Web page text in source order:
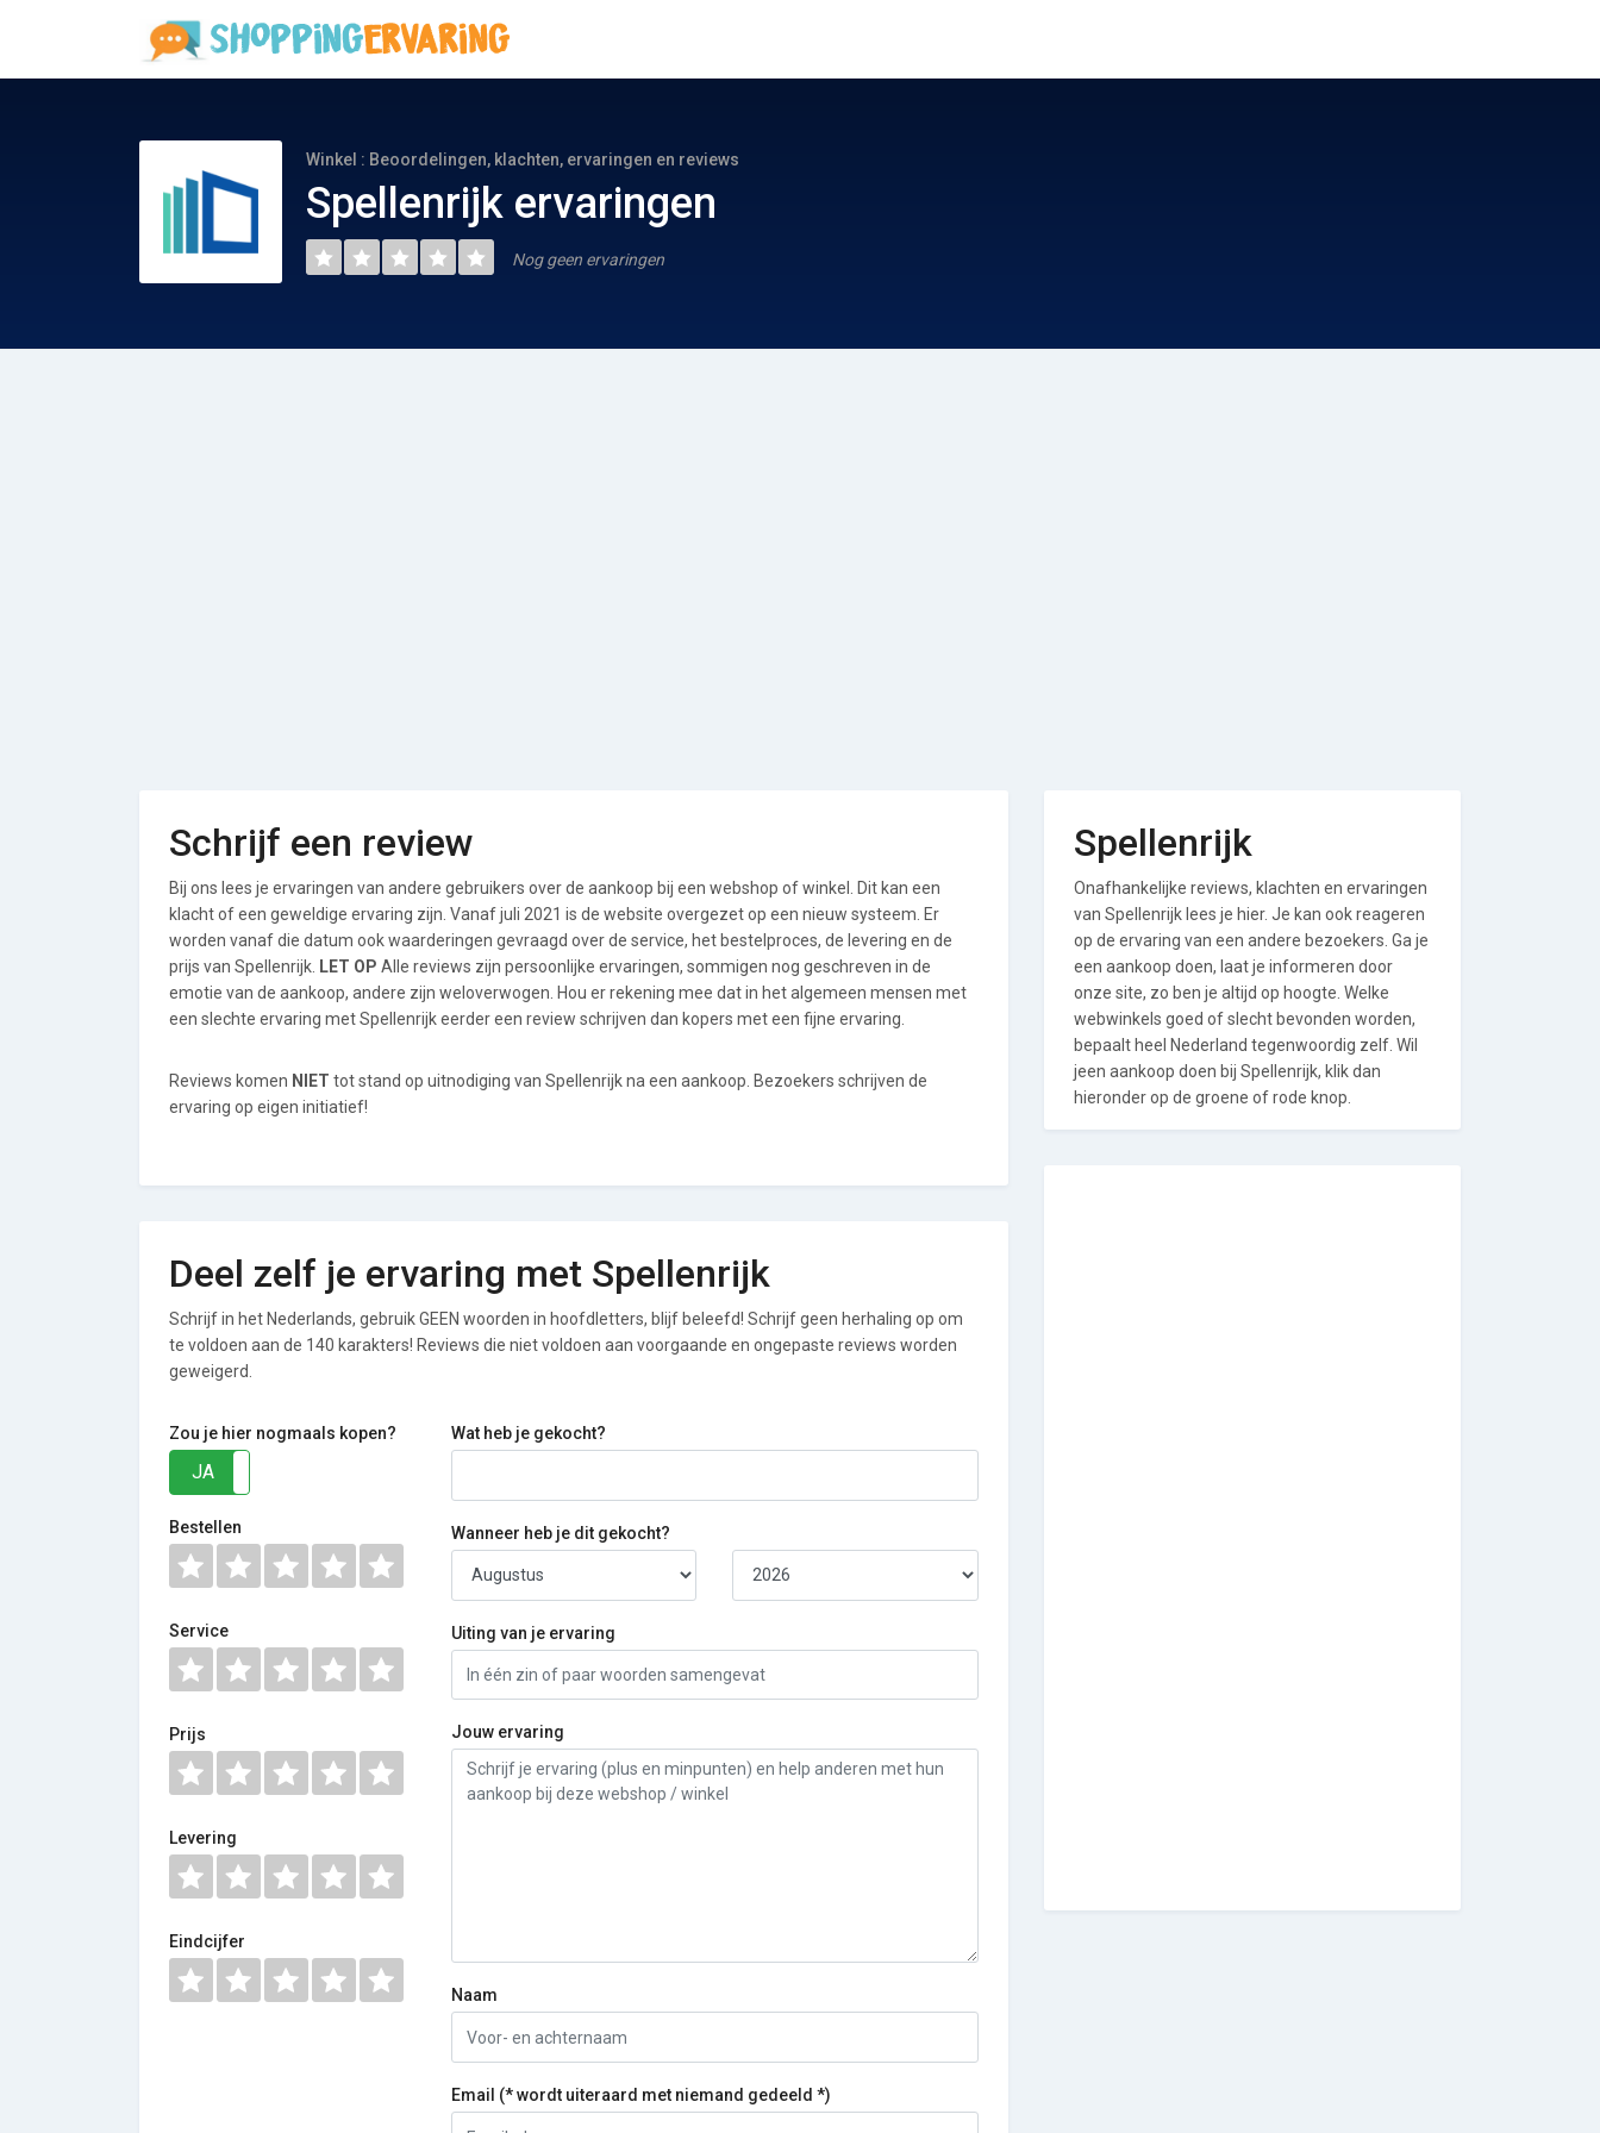
Winkel : Beoordelingen, klachten, ervaringen en reviews
Spellenrijk ervaringen
Nog geen ervaringen
Schrijf een review
Bij ons lees je ervaringen van andere gebruikers over de aankoop bij een webshop of winkel. Dit kan een
klacht of een geweldige ervaring zijn. Vanaf juli 2021 is de website overgezet op een nieuw systeem. Er
worden vanaf die datum ook waarderingen gevraagd over de service, het bestelproces, de levering en de
prijs van Spellenrijk. LET OP Alle reviews zijn persoonlijke ervaringen, sommigen nog geschreven in de
emotie van de aankoop, andere zijn weloverwogen. Hou er rekening mee dat in het algemeen mensen met
een slechte ervaring met Spellenrijk eerder een review schrijven dan kopers met een fijne ervaring.
Reviews komen NIET tot stand op uitnodiging van Spellenrijk na een aankoop. Bezoekers schrijven de
ervaring op eigen initiatief!
Deel zelf je ervaring met Spellenrijk
Schrijf in het Nederlands, gebruik GEEN woorden in hoofdletters, blijf beleefd! Schrijf geen herhaling op om
te voldoen aan de 140 karakters! Reviews die niet voldoen aan voorgaande en ongepaste reviews worden
geweigerd.
Zou je hier nogmaals kopen?
JA
Bestellen
Service
Prijs
Levering
Eindcijfer
Wat heb je gekocht?
Wanneer heb je dit gekocht?
Uiting van je ervaring
Jouw ervaring
Naam
Email (* wordt uiteraard met niemand gedeeld *)
Spellenrijk
Onafhankelijke reviews, klachten en ervaringen
van Spellenrijk lees je hier. Je kan ook reageren
op de ervaring van een andere bezoekers. Ga je
een aankoop doen, laat je informeren door
onze site, zo ben je altijd op hoogte. Welke
webwinkels goed of slecht bevonden worden,
bepaalt heel Nederland tegenwoordig zelf. Wil
jeen aankoop doen bij Spellenrijk, klik dan
hieronder op de groene of rode knop.